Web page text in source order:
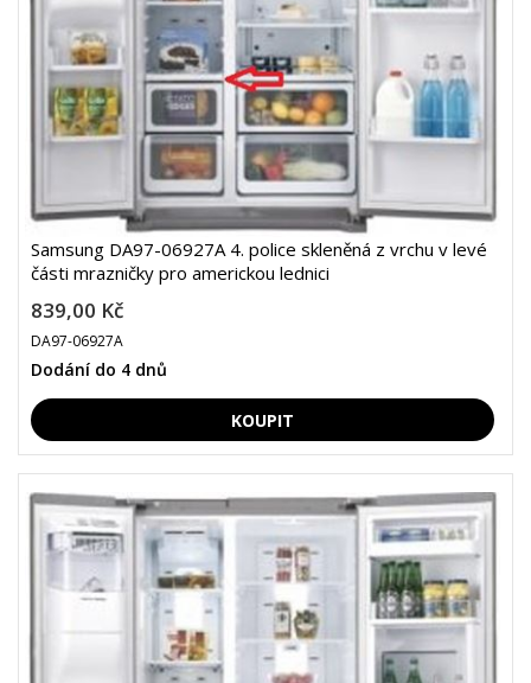
Samsung DA97-06927A 4. police skleněná z vrchu v levé
části mrazničky pro americkou lednici
839,00 Kč
DA97-06927A
Dodání do 4 dnů